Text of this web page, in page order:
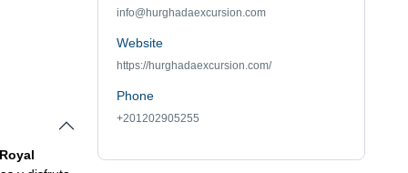
Royal
info@hurghadaexcursion.com
Website
https://hurghadaexcursion.com/
Phone
+201202905255